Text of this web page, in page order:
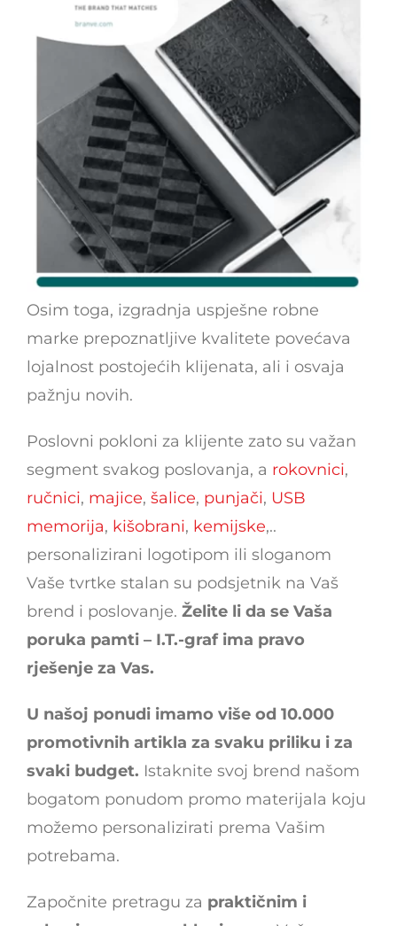
Osim toga, izgradnja uspješne robne
marke prepoznatljive kvalitete povećava
lojalnost postojećih klijenata, ali i osvaja
pažnju novih.
Poslovni pokloni za klijente zato su važan
segment svakog poslovanja, a rokovnici,
ručnici, majice, šalice, punjači, USB
memorija, kišobrani, kemijske,..
personalizirani logotipom ili sloganom
Vaše tvrtke stalan su podsjetnik na Vaš
brend i poslovanje. Želite li da se Vaša
poruka pamti – I.T.-graf ima pravo
rješenje za Vas.
U našoj ponudi imamo više od 10.000
promotivnih artikla za svaku priliku i za
svaki budget. Istaknite svoj brend našom
bogatom ponudom promo materijala koju
možemo personalizirati prema Vašim
potrebama.
Započnite pretragu za praktičnim i